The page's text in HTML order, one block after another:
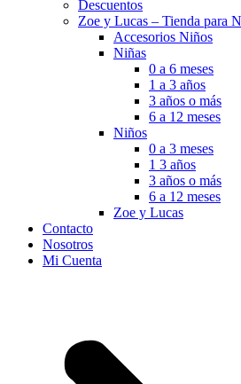
Descuentos
Zoe y Lucas – Tienda para
Accesorios Niños
Niñas
0 a 6 meses
1 a 3 años
3 años o más
6 a 12 meses
Niños
0 a 3 meses
1 3 años
3 años o más
6 a 12 meses
Zoe y Lucas
Contacto
Nosotros
Mi Cuenta